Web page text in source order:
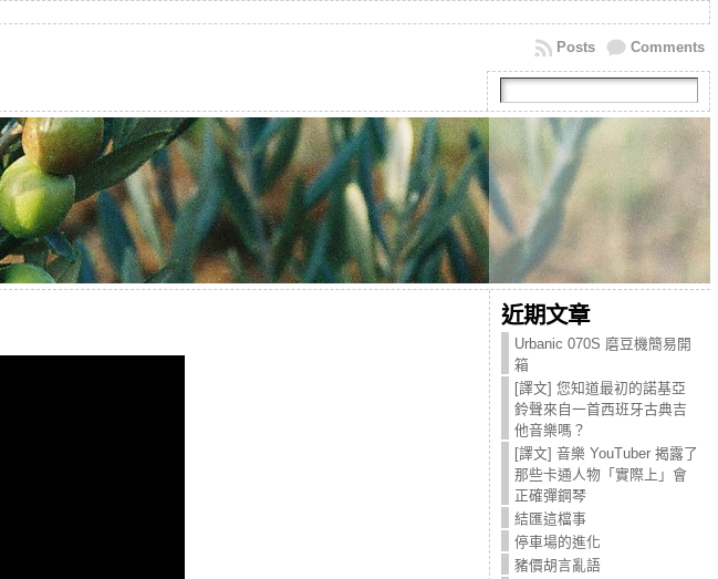
Comments
Posts
近期文章
Urbanic 070S 磨豆機簡易開
箱
[譯文] 您知道最初的諾基亞
鈴聲來自一首西班牙古典吉
他音樂嗎？
[譯文] 音樂 YouTuber 揭露了
那些卡通人物「實際上」會
正確彈鋼琴
結匯這檔事
停車場的進化
豬價胡言亂語